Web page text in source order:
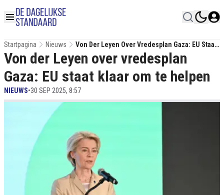
Startpagina Nieuws
Von Der Leyen Over Vredesplan Gaza: EU Staat
Klaar Om Te Helpen
Von der Leyen over vredesplan
Gaza: EU staat klaar om te helpen
NIEUWS•30 SEP 2025, 8:57